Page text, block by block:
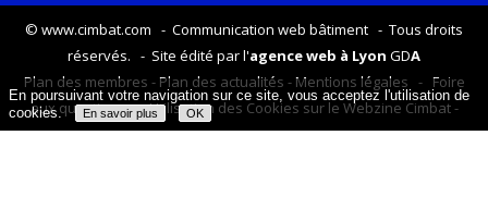
© www.cimbat.com - Communication web bâtiment - Tous droits
réservés. - Site édité par l'agence web à Lyon GDA
Plan des membres -Plan des actualités -Mentions légales - Foire
aux questions-Utilisation des Cookies sur le Webzine Cimbat-
En poursuivant votre navigation sur ce site, vous acceptez l'utilisation de
cookies.
En savoir plus OK